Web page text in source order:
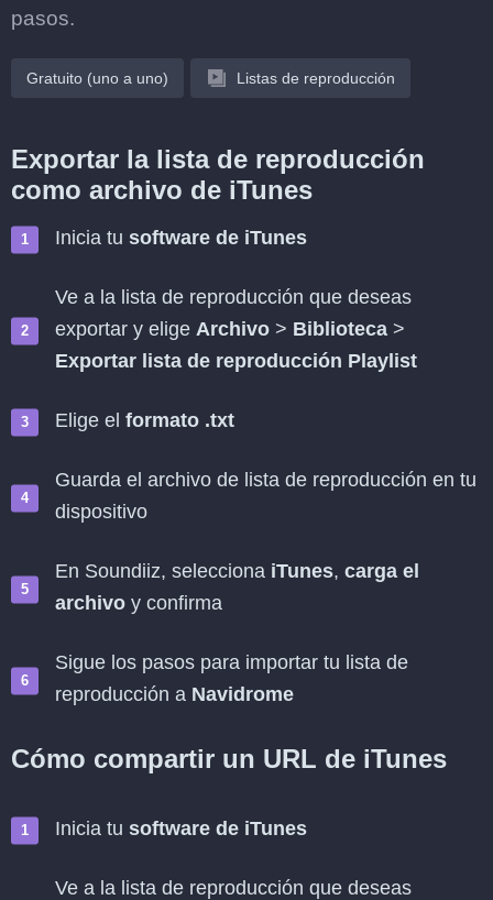
pasos.
Gratuito (uno a uno) Listas de reproducción
Exportar la lista de reproducción
como archivo de iTunes
Inicia tu software de iTunes
Ve a la lista de reproducción que deseas
exportar y elige Archivo > Biblioteca >
Exportar lista de reproducción Playlist
Elige el formato .txt
Guarda el archivo de lista de reproducción en tu
dispositivo
En Soundiiz, selecciona iTunes, carga el
archivo y confirma
Sigue los pasos para importar tu lista de
reproducción a Navidrome
Cómo compartir un URL de iTunes
Inicia tu software de iTunes
Ve a la lista de reproducción que deseas